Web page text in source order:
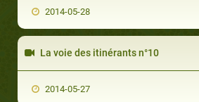
2014-05-28
La voie des itinérants n°10
2014-05-27